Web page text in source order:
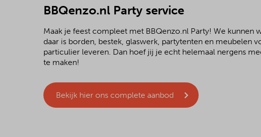
BBQenzo.nl Party service
Maak je feest compleet met BBQenzo.nl Party! We kunnen
daar is borden, bestek, glaswerk, partytenten en meubelen
particulier leveren. Dan hoef jij je echt helemaal nergens
te maken!
Bekijk hier ons complete aanbod